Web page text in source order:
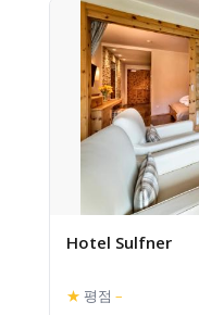
Hotel Sulfner
★ 평점 –